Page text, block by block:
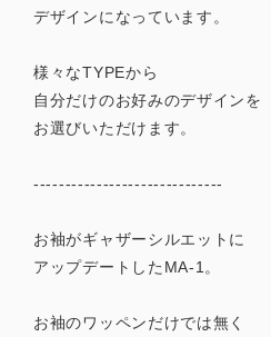
デザインになっています。
様々なTYPEから
自分だけのお好みのデザインを
お選びいただけます。
------------------------------
お袖がギャザーシルエットに
アップデートしたMA-1。
お袖のワッペンだけでは無く